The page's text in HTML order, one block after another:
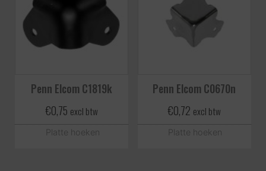
Penn Elcom C1819k
€0,75 excl btw
Platte hoeken
Penn Elcom C0670n
€0,72 excl btw
Platte hoeken